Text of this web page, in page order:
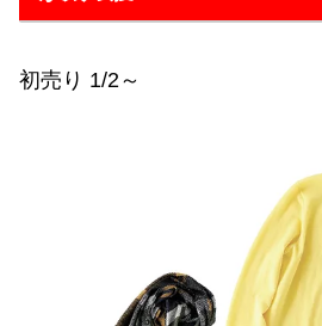
初売り 1/2～